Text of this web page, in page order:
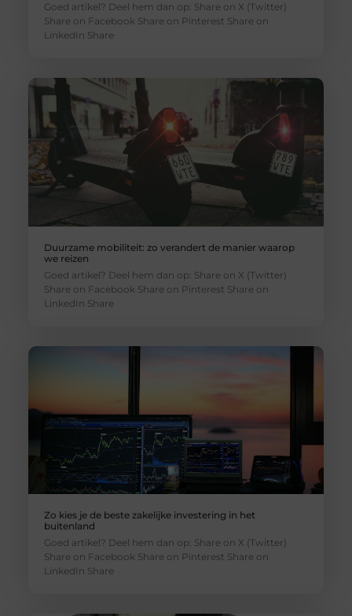
Goed artikel? Deel hem dan op: Share on X (Twitter)
Share on Facebook Share on Pinterest Share on
LinkedIn Share
Duurzame mobiliteit: zo verandert de manier waarop
we reizen
Goed artikel? Deel hem dan op: Share on X (Twitter)
Share on Facebook Share on Pinterest Share on
LinkedIn Share
Zo kies je de beste zakelijke investering in het
buitenland
Goed artikel? Deel hem dan op: Share on X (Twitter)
Share on Facebook Share on Pinterest Share on
LinkedIn Share